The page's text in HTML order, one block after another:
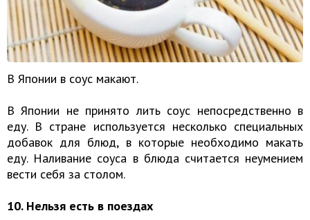
В Японии в соус макают.
В Японии не принято лить соус непосредственно в
еду. В стране используется несколько специальных
добавок для блюд, в которые необходимо макать
еду. Наливание соуса в блюда считается неумением
вести себя за столом.
10. Нельзя есть в поездах